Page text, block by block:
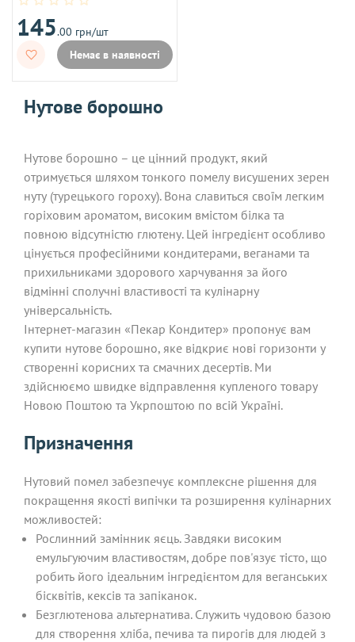
145.00 грн/шт
Немає в наявності
Нутове борошно
Нутове борошно – це цінний продукт, який
отримується шляхом тонкого помелу висушених зерен
нуту (турецького гороху). Вона славиться своїм легким
горіховим ароматом, високим вмістом білка та
повною відсутністю глютену. Цей інгредієнт особливо
цінується професійними кондитерами, веганами та
прихильниками здорового харчування за його
відмінні сполучні властивості та кулінарну
універсальність.
Інтернет-магазин «Пекар Кондитер» пропонує вам
купити нутове борошно, яке відкриє нові горизонти у
створенні корисних та смачних десертів. Ми
здійснюємо швидке відправлення купленого товару
Новою Поштою та Укрпоштою по всій Україні.
Призначення
Нутовий помел забезпечує комплексне рішення для
покращення якості випічки та розширення кулінарних
можливостей:
Рослинний замінник яєць. Завдяки високим
емульгуючим властивостям, добре пов'язує тісто, що
робить його ідеальним інгредієнтом для веганських
бісквітів, кексів та запіканок.
Безглютенова альтернатива. Служить чудовою базою
для створення хліба, печива та пирогів для людей з